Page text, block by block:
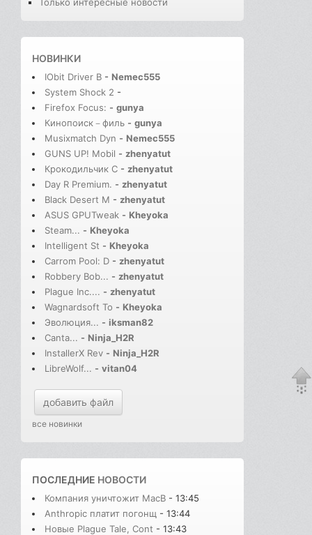
Только интересные новости
НОВИНКИ
IObit Driver B - Nemec555
System Shock 2 -
Firefox Focus: - gunya
Кинопоиск－филь - gunya
Musixmatch Dyn - Nemec555
GUNS UP! Mobil - zhenyatut
Крокодильчик С - zhenyatut
Day R Premium. - zhenyatut
Black Desert M - zhenyatut
ASUS GPUTweak - Kheyoka
Steam... - Kheyoka
Intelligent St - Kheyoka
Carrom Pool: D - zhenyatut
Robbery Bob... - zhenyatut
Plague Inc.... - zhenyatut
Wagnardsoft To - Kheyoka
Эволюция... - iksman82
Canta... - Ninja_H2R
InstallerX Rev - Ninja_H2R
LibreWolf... - vitan04
добавить файл
все новинки
ПОСЛЕДНИЕ НОВОСТИ
Компания уничтожит MacB - 13:45
Anthropic платит погонщ - 13:44
Новые Plague Tale, Cont - 13:43